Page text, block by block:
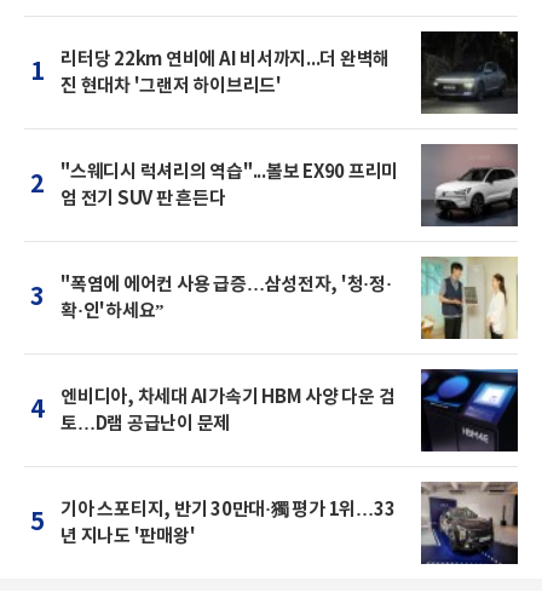
1
리터당 22km 연비에 AI 비서까지...더 완벽해
진 현대차 '그랜저 하이브리드'
2
"스웨디시 럭셔리의 역습"...볼보 EX90 프리미
엄 전기 SUV 판 흔든다
3
"폭염에 에어컨 사용 급증…삼성전자, '청·정·
확·인'하세요”
4
엔비디아, 차세대 AI가속기 HBM 사양 다운 검
토…D램 공급난이 문제
5
기아 스포티지, 반기 30만대·獨 평가 1위…33
년 지나도 '판매왕'